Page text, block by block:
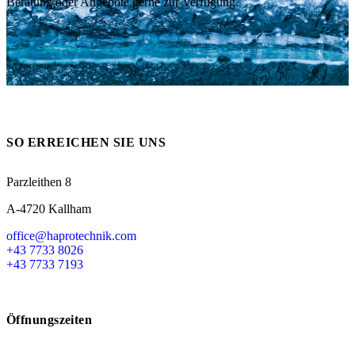
Messen
Videos / Downloads
HT Plus
Hochdruckpumpen
SO ERREICHEN SIE UNS
Parzleithen 8
A-4720 Kallham
office@haprotechnik.com
+43 7733 8026
+43 7733 7193
Öffnungszeiten